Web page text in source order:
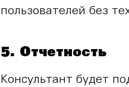
пользователей без
5. Отчетность
Консультант будет